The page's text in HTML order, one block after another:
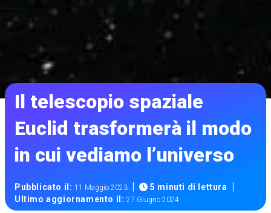
Il telescopio spaziale
Euclid trasformerà il modo
in cui vediamo l’universo
Pubblicato il:11 Maggio 2023 | 5 minuti di lettura |
Ultimo aggiornamento il:27 Giugno 2024